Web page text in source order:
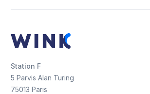
Station F
5 Parvis Alan Turing
75013 Paris